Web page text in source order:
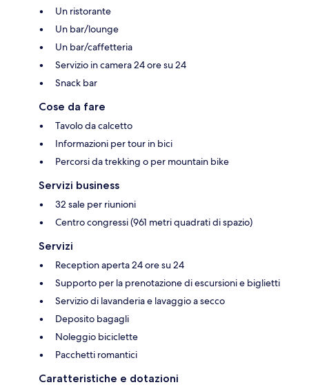
Un ristorante
Un bar/lounge
Un bar/caffetteria
Servizio in camera 24 ore su 24
Snack bar
Cose da fare
Tavolo da calcetto
Informazioni per tour in bici
Percorsi da trekking o per mountain bike
Servizi business
32 sale per riunioni
Centro congressi (961 metri quadrati di spazio)
Servizi
Reception aperta 24 ore su 24
Supporto per la prenotazione di escursioni e biglietti
Servizio di lavanderia e lavaggio a secco
Deposito bagagli
Noleggio biciclette
Pacchetti romantici
Caratteristiche e dotazioni